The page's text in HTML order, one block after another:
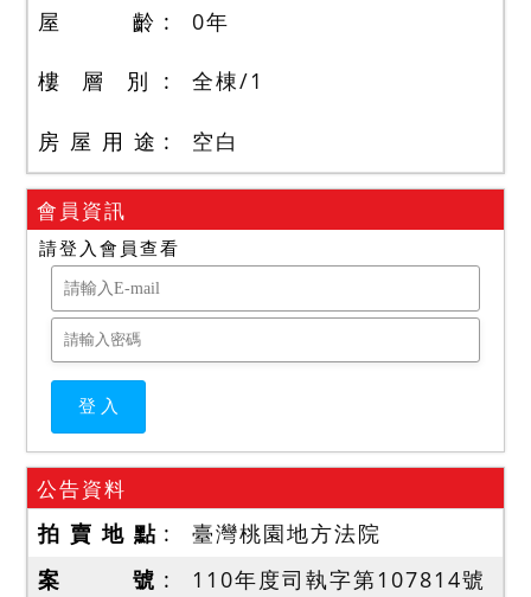
屋 齡 0年
樓 層 別 全棟/1
房 屋 用 途 空白
會員資訊
請登入會員查看
公告資料
拍 賣 地 點
臺灣桃園地方法院
案 號
110年度司執字第107814號